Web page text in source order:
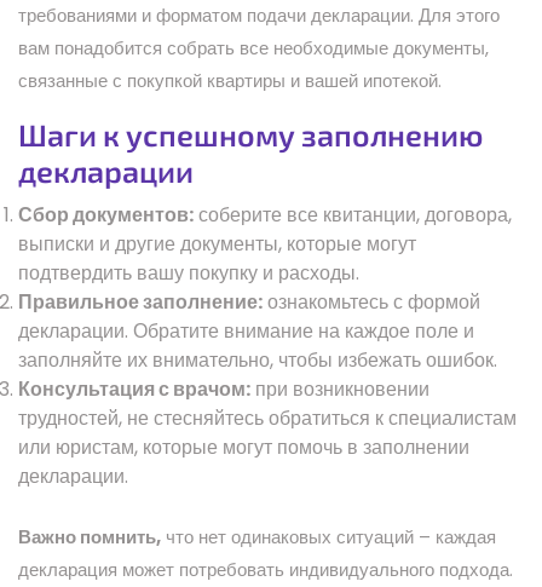
требованиями и форматом подачи декларации. Для этого
вам понадобится собрать все необходимые документы,
связанные с покупкой квартиры и вашей ипотекой.
Шаги к успешному заполнению
декларации
Сбор документов:соберите все квитанции, договора,
выписки и другие документы, которые могут
подтвердить вашу покупку и расходы.
Правильное заполнение:ознакомьтесь с формой
декларации. Обратите внимание на каждое поле и
заполняйте их внимательно, чтобы избежать ошибок.
Консультация с врачом: при возникновении
трудностей, не стесняйтесь обратиться к специалистам
или юристам, которые могут помочь в заполнении
декларации.
Важно помнить, что нет одинаковых ситуаций – каждая
декларация может потребовать индивидуального подхода.